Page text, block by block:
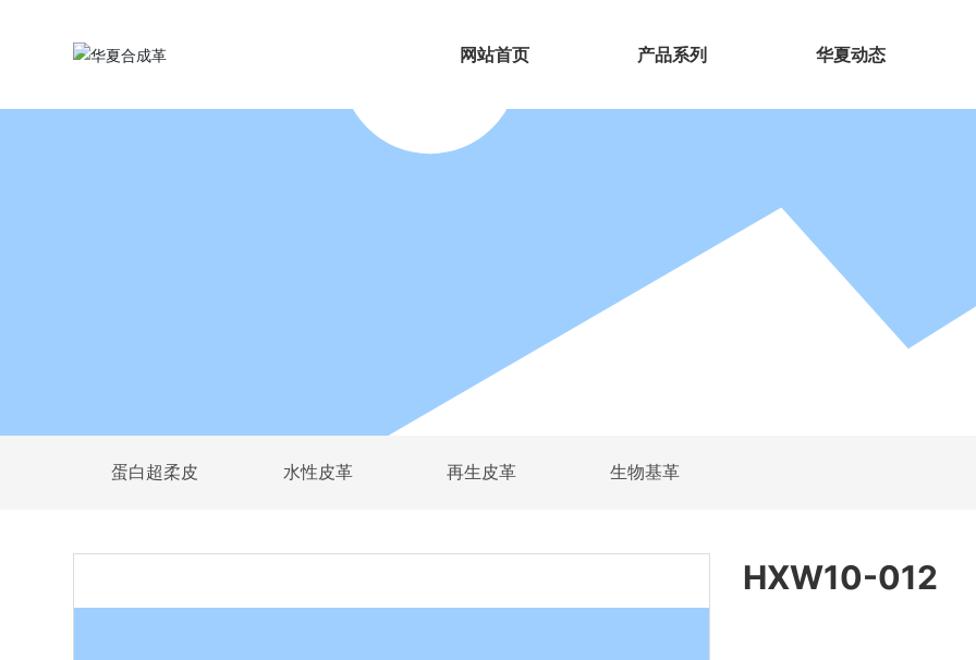
网站首页 产品系列 华夏动态
蛋白超柔皮 水性皮革 再生皮革 生物基革
HXW10-012